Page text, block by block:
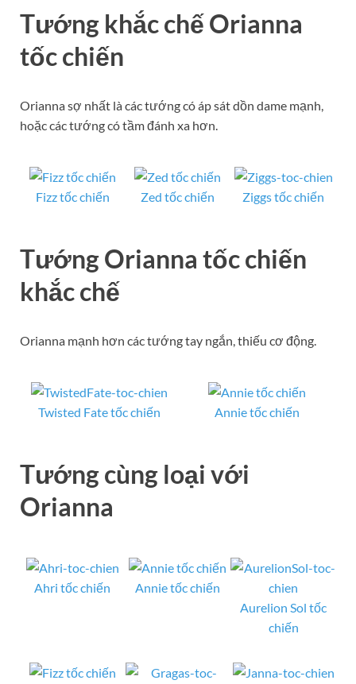
Tướng khắc chế Orianna
tốc chiến
Orianna sợ nhất là các tướng có áp sát dồn dame mạnh,
hoặc các tướng có tầm đánh xa hơn.
Fizz tốc chiến Zed tốc chiến Ziggs tốc chiến
Tướng Orianna tốc chiến
khắc chế
Orianna mạnh hơn các tướng tay ngắn, thiếu cơ động.
Twisted Fate tốc chiến Annie tốc chiến
Tướng cùng loại với
Orianna
Ahri tốc chiến
Annie tốc chiến
Aurelion Sol tốc
chiến